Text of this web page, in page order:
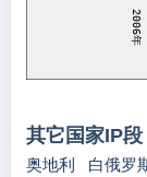
2006年
其它国家IP段
奥地利 白俄罗